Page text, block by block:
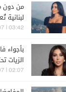
من دون
رجل
03:42 | 2026-08-07
بأجواء
الزيات
البترون
02:07 | 2026-08-07